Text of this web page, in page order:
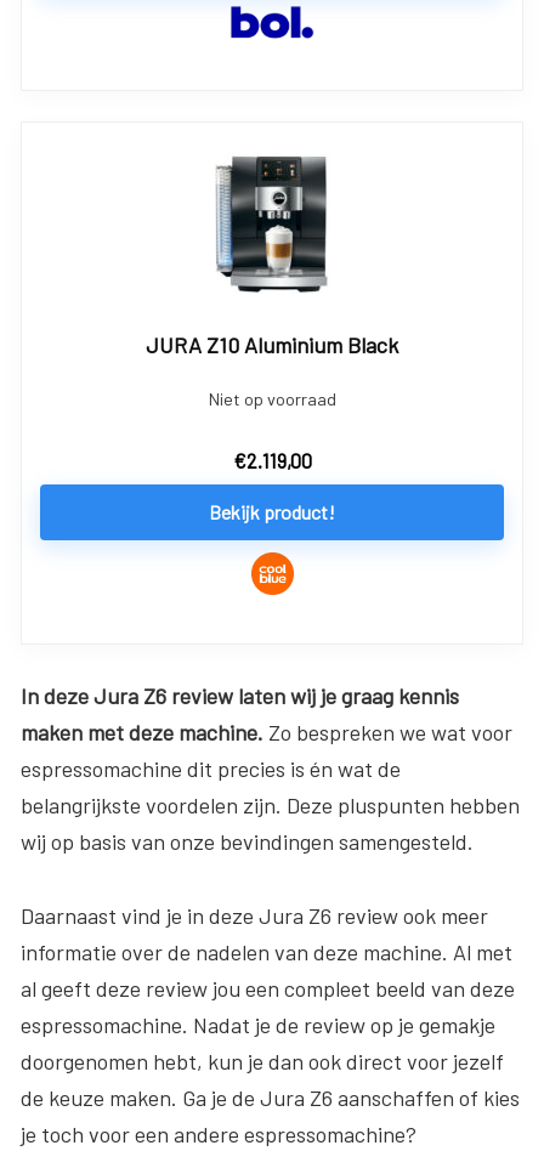
JURA Z10 Aluminium Black
Niet op voorraad
€2.119,00
Bekijk product!
In deze Jura Z6 review laten wij je graag kennis
maken met deze machine. Zo bespreken we wat voor
espressomachine dit precies is én wat de
belangrijkste voordelen zijn. Deze pluspunten hebben
wij op basis van onze bevindingen samengesteld.
Daarnaast vind je in deze Jura Z6 review ook meer
informatie over de nadelen van deze machine. Al met
al geeft deze review jou een compleet beeld van deze
espressomachine. Nadat je de review op je gemakje
doorgenomen hebt, kun je dan ook direct voor jezelf
de keuze maken. Ga je de Jura Z6 aanschaffen of kies
je toch voor een andere espressomachine?